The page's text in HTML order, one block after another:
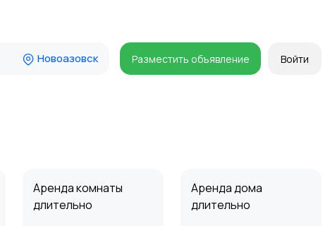
Новоазовск Разместить объявление Войти
Аренда комнаты
длительно
Аренда дома
длительно